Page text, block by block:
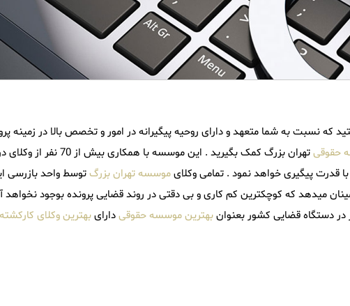
نسبت به شما متعهد و دارای روحیه پیگیرانه در امور و تخصص بالا در زمینه
حقوقی
تهران بزرگ کمک بگیرید . این موسسه با همکاری بیش از 70
قدرت پیگیری خواهد نمود . تمامی وکلایموسسه تهران بزرگتوسط واحد بازرسی
میدهد که کوچکترین کم کاری و بی دقتی در روند قضایی پرونده بوجود نخواهد
بهترین موسسه حقوقیدارایبهترین وکلای کارکشته